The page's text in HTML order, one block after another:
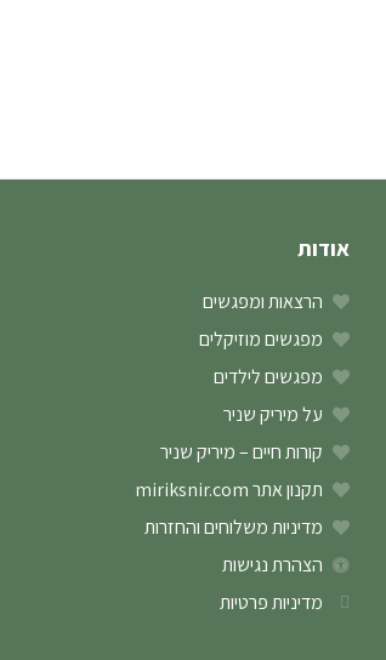
אודות
הרצאות ומפגשים
מפגשים מוזיקלים
מפגשים לילדים
על מיריק שניר
קורות חיים – מיריק שניר
תקנון אתר miriksnir.com
מדיניות משלוחים והחזרות
הצהרת נגישות
מדיניות פרטיות